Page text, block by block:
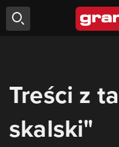
Treści z
skalski"